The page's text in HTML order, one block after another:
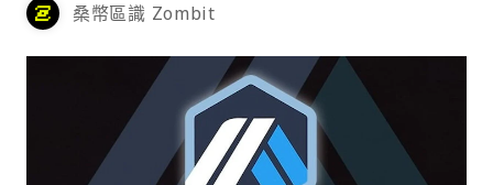
桑幣區識 Zombit